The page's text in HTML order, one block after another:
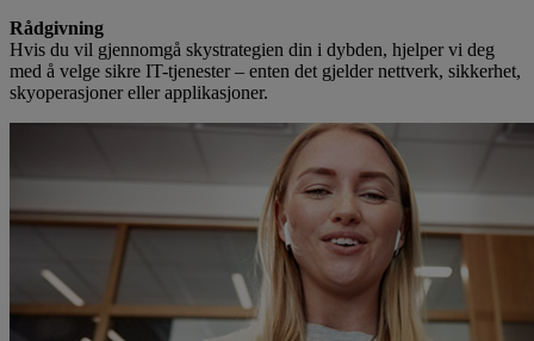
Rådgivning
Hvis du vil gjennomgå skystrategien din i dybden, hjelper vi deg
med å velge sikre IT-tjenester – enten det gjelder nettverk, sikkerhet,
skyoperasjoner eller applikasjoner.